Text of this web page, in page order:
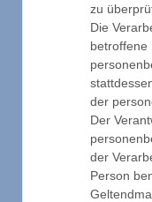
zu
Die
betroffene
der
Der
der
Person